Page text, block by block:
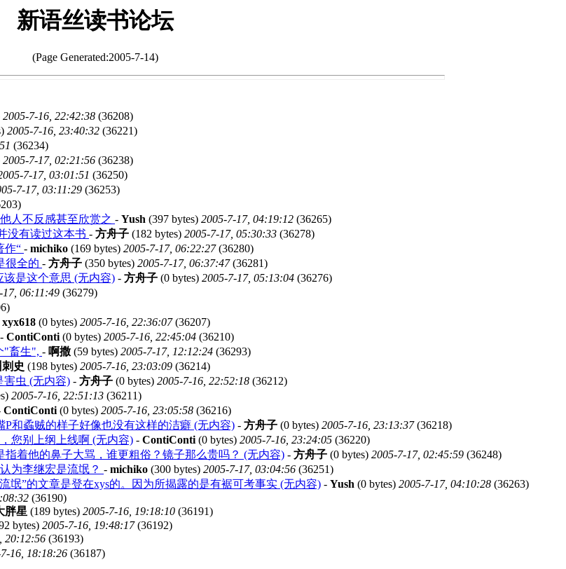
新语丝读书论坛
(Page Generated:2005-7-14)
2005-7-16, 22:42:38 (36208)
2005-7-16, 23:40:32 (36221)
(36234)
2005-7-17, 02:21:56 (36238)
7-17, 03:01:51 (36250)
7-17, 03:11:29 (36253)
人不反感甚至欣赏之 - Yush (397 bytes) 2005-7-17, 04:19:12 (36265)
没有读过这本书 - 方舟子 (182 bytes) 2005-7-17, 05:30:33 (36278)
作“ - michiko (169 bytes) 2005-7-17, 06:22:27(36280)
很全的 - 方舟子 (350 bytes) 2005-7-17, 06:37:47(36281)
是这个意思 (无内容) - 方舟子 (0 bytes) 2005-7-17, 05:13:04 (36276)
17, 06:11:49 (36279)
xyx618 (0 bytes) 2005-7-16, 22:36:07(36207)
- ContiConti(0 bytes) 2005-7-16, 22:45:04 (36210)
"畜生", - 啊撒 (59 bytes) 2005-7-17, 12:12:24 (36293)
史 (198 bytes) 2005-7-16, 23:03:09 (36214)
害虫 (无内容) - 方舟子 (0 bytes) 2005-7-16, 22:52:18 (36212)
2005-7-16, 22:51:13 (36211)
ContiConti(0 bytes) 2005-7-16, 23:05:58 (36216)
和蟊贼的样子好像也没有这样的洁癖 (无内容) - 方舟子 (0 bytes) 2005-7-16, 23:13:37(36218)
您别上纲上线啊 (无内容) - ContiConti(0 bytes) 2005-7-16, 23:24:05 (36220)
指着他的鼻子大骂，谁更粗俗？镜子那么贵吗？ (无内容) - 方舟子 (0 bytes) 2005-7-17, 02:45:59 (36248)
为李继宏是流氓？ - michiko (300 bytes) 2005-7-17, 03:04:56 (36251)
氓”的文章是登在xys的。因为所揭露的是有裾可考事实 (无内容) - Yush (0 bytes) 2005-7-17, 04:10:28 (36263)
(36190)
胖星 (189 bytes) 2005-7-16, 19:18:10 (36191)
bytes) 2005-7-16, 19:48:17(36192)
20:12:56 (36193)
16, 18:18:26 (36187)